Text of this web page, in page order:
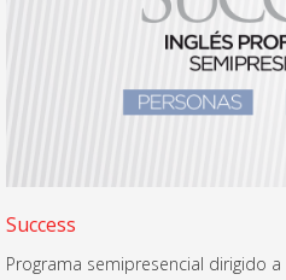
Success
Programa semipresencial dirigido